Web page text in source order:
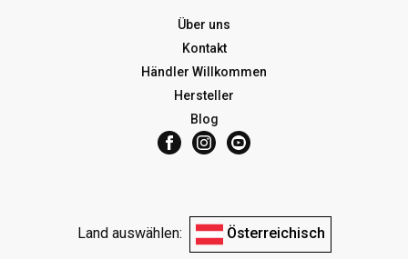
Über uns
Kontakt
Händler Willkommen
Hersteller
Blog
Land auswählen: Österreichisch